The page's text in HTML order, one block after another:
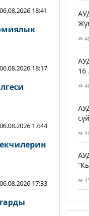
06.08.2026 18:41
06.08.2026 18:17
06.08.2026 17:44
06.08.2026 17:33
16